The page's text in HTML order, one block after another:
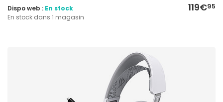
119€95
Dispo web : En stock
En stock dans 1 magasin